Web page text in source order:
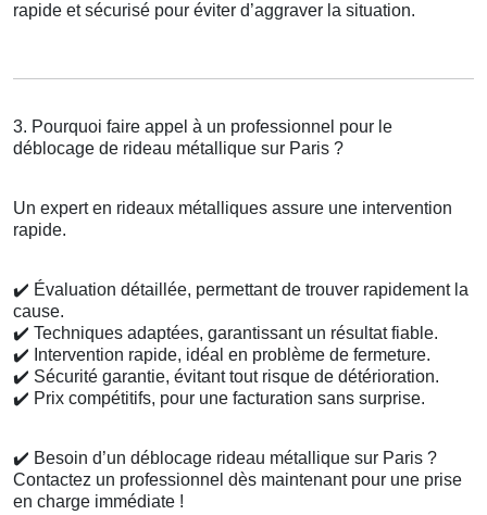
rapide et sécurisé pour éviter d’aggraver la situation.
3. Pourquoi faire appel à un professionnel pour le
déblocage de rideau métallique sur Paris ?
Un expert en rideaux métalliques assure une intervention
rapide.
✔️ Évaluation détaillée, permettant de trouver rapidement la
cause.
✔️ Techniques adaptées, garantissant un résultat fiable.
✔️ Intervention rapide, idéal en problème de fermeture.
✔️ Sécurité garantie, évitant tout risque de détérioration.
✔️ Prix compétitifs, pour une facturation sans surprise.
✔️ Besoin d’un déblocage rideau métallique sur Paris ?
Contactez un professionnel dès maintenant pour une prise
en charge immédiate !